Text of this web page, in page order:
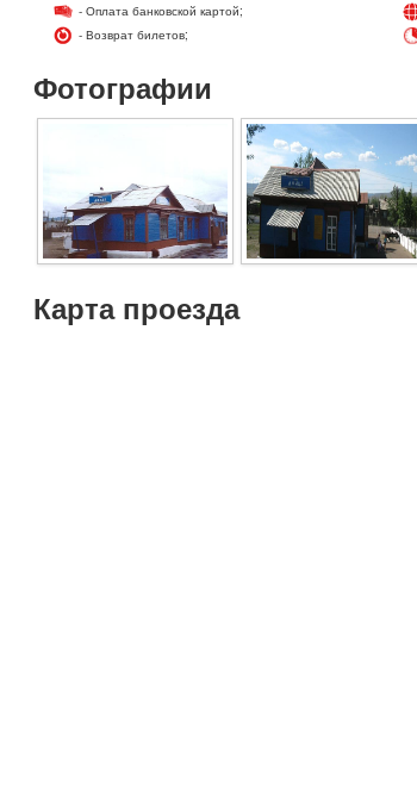
- Оплата банковской картой;
- Возврат билетов;
Фотографии
Карта проезда